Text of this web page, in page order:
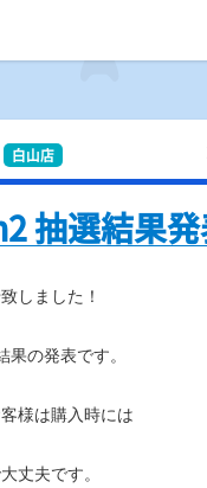
抽選結果発
しました！
果の発表です。
様は購入時には
丈夫です。